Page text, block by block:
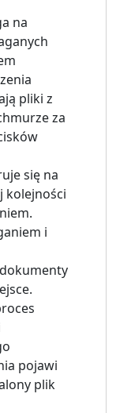
na
pliki z
za
się na
kolejności
i
pojawi
plik